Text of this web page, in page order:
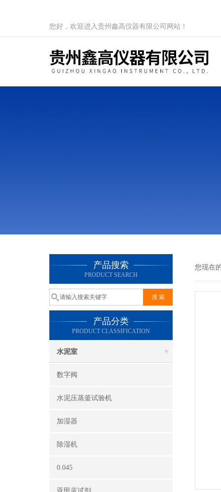
您好，欢迎进入贵州鑫高仪器有限公司网站！
产品搜索
PRODUCT SEARCH
产品分类
PRODUCT CLASSIFICATION
水泥室
数字阀
水泥压蒸釜试验机
加湿器
除湿机
0.045
您现在